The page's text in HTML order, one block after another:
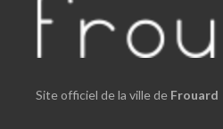
Site officiel de la ville de Frouard